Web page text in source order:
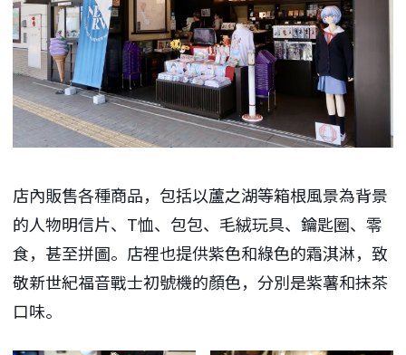
店內販售各種商品，包括以蘆之湖等箱根風景為背景
的人物明信片、T恤、包包、毛絨玩具、鑰匙圈、零
食，甚至拼圖。店裡也提供紫色和綠色的霜淇淋，致
敬新世紀福音戰士初號機的顏色，分別是紫薯和抹茶
口味。